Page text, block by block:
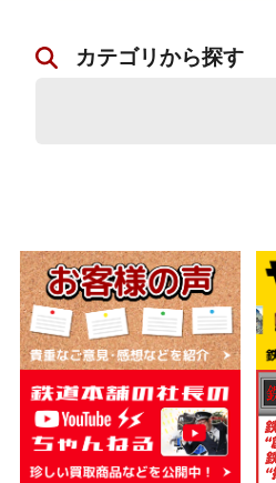
カテゴリから探す